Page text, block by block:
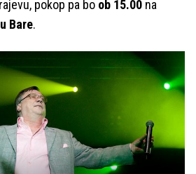
pokop pa bo ob 15.00 na
Bare.